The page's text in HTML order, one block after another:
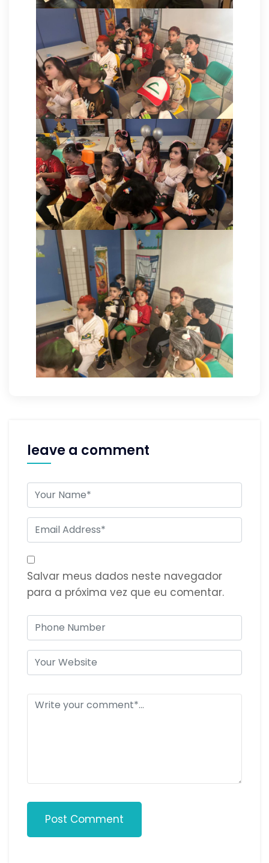
leave a comment
Salvar meus dados neste navegador
para a próxima vez que eu comentar.
Post Comment